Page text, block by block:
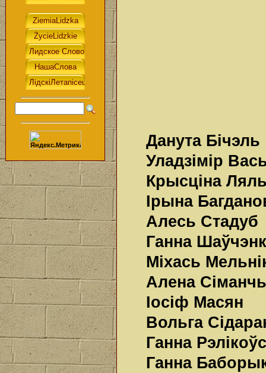
Данута Бічэль
Уладзімір
Крысціна
Ірына
Алесь Стадуб
Ганна
Міхась
Алена
Іосіф Масян
Вольга
Ганна
Ганна